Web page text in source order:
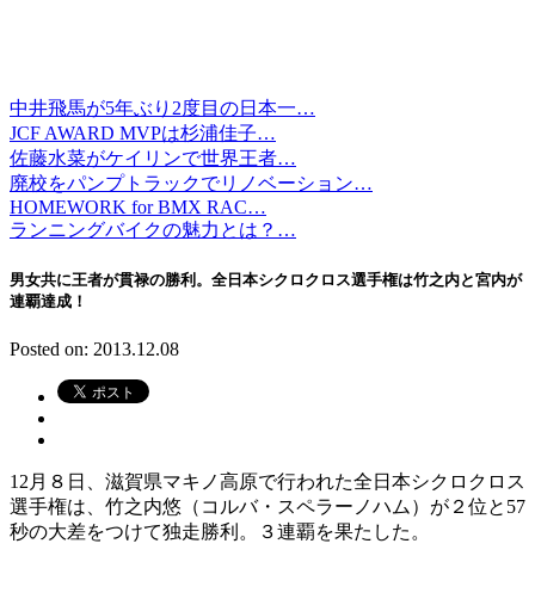
中井飛馬が5年ぶり2度目の日本一…
JCF AWARD MVPは杉浦佳子…
佐藤水菜がケイリンで世界王者…
廃校をパンプトラックでリノベーション…
HOMEWORK for BMX RAC…
ランニングバイクの魅力とは？…
男女共に王者が貫禄の勝利。全日本シクロクロス選手権は竹之内と宮内が
連覇達成！
Posted on: 2013.12.08
12月８日、滋賀県マキノ高原で行われた全日本シクロクロス
選手権は、竹之内悠（コルバ・スペラーノハム）が２位と57
秒の大差をつけて独走勝利。３連覇を果たした。